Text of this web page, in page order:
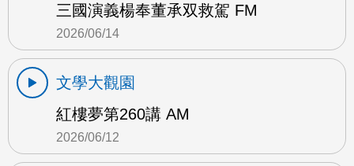
三國演義楊奉董承双救駕 FM
2026/06/14
文學大觀園
紅樓夢第260講 AM
2026/06/12